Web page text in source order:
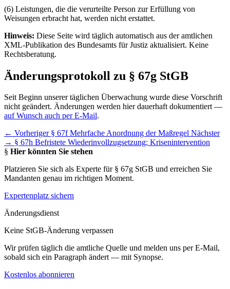
(6) Leistungen, die die verurteilte Person zur Erfüllung von
Weisungen erbracht hat, werden nicht erstattet.
Hinweis: Diese Seite wird täglich automatisch aus der amtlichen
XML-Publikation des Bundesamts für Justiz aktualisiert. Keine
Rechtsberatung.
Änderungsprotokoll zu § 67g StGB
Seit Beginn unserer täglichen Überwachung wurde diese Vorschrift
nicht geändert. Änderungen werden hier dauerhaft dokumentiert —
auf Wunsch auch per E-Mail.
← Vorheriger § 67f Mehrfache Anordnung der Maßregel Nächster
→ § 67h Befristete Wiederinvollzugsetzung; Krisenintervention
§ Hier könnten Sie stehen
Platzieren Sie sich als Experte für § 67g StGB und erreichen Sie
Mandanten genau im richtigen Moment.
Expertenplatz sichern
Änderungsdienst
Keine StGB-Änderung verpassen
Wir prüfen täglich die amtliche Quelle und melden uns per E-Mail,
sobald sich ein Paragraph ändert — mit Synopse.
Kostenlos abonnieren